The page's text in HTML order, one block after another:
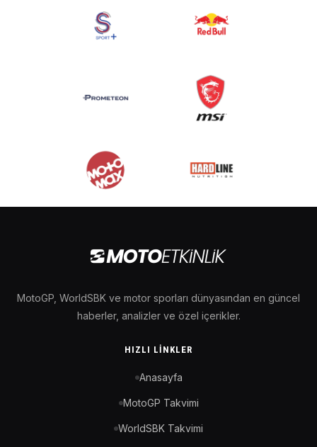
MotoGP, WorldSBK ve motor sporları dünyasından en güncel
haberler, analizler ve özel içerikler.
HIZLI LINKLER
Anasayfa
MotoGP Takvimi
WorldSBK Takvimi